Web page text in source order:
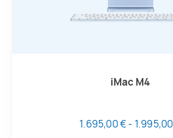
iMac M4
1.695,00€ - 1.995,00